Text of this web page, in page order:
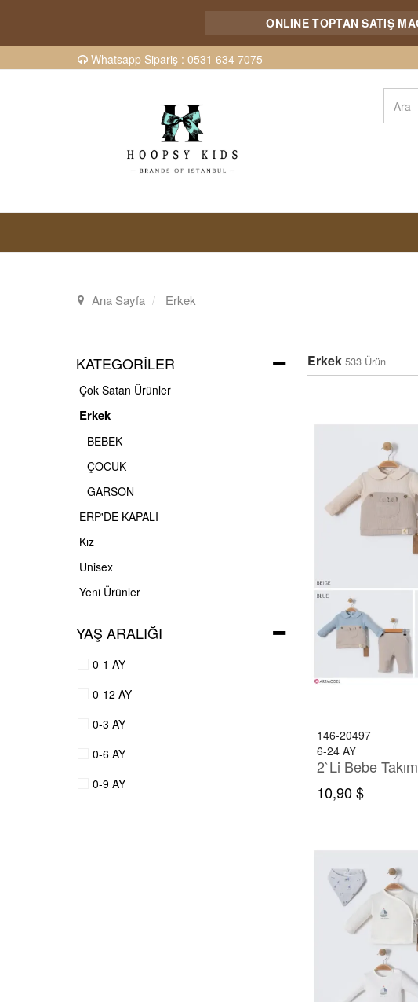
ONLINE TOPTAN SATIŞ MAĞAZASI
Whatsapp Sipariş : 0531 634 7075
Ana Sayfa Erkek
KATEGORILER
Çok Satan Ürünler
Erkek
BEBEK
ÇOCUK
GARSON
ERP'DE KAPALI
Kız
Unisex
Yeni Ürünler
YAŞ ARALIĞI
0-1 AY
0-12 AY
0-3 AY
0-6 AY
0-9 AY
Erkek 533 Ürün
146-20497
6-24 AY
2`Li Bebe Takım
10,90 $